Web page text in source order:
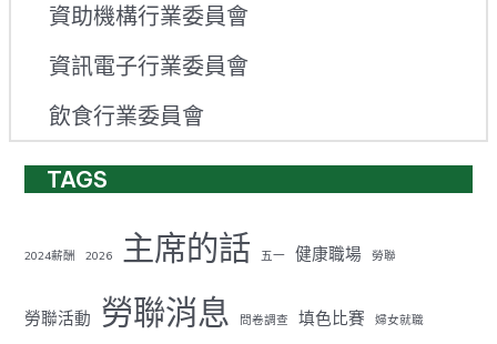
資助機構行業委員會
資訊電子行業委員會
飲食行業委員會
TAGS
2024薪酬 2026 主席的話 五一 健康職場 勞聯
勞聯活動 勞聯消息 問卷調查 填色比賽 婦女就職